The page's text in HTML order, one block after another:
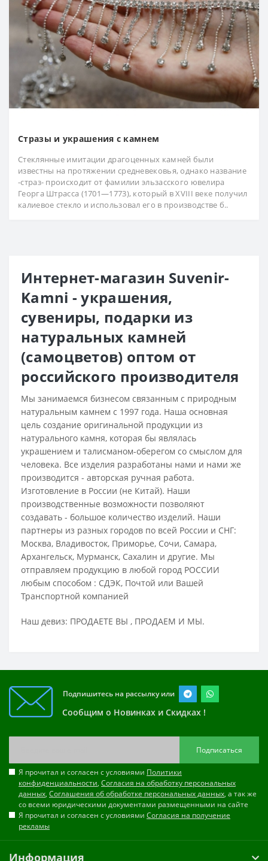
Стразы и украшения с камнем
Стеклянные имитации драгоценных камней были
известны на протяжении средневековья, однако название
-страз- происходит от фамилии эльзасского ювелира
Георга Штрасса (1701—1773), который в XVIII веке получил
калиевое стекло и использовал его в производстве б..
Интернет-магазин Suvenir-
Kamni - украшения,
сувениры, подарки из
натуральных камней
(самоцветов) оптом от
российского производителя
Мы занимаемся бизнесом связанным с природным
натуральным камнем с 1997 года. Наша основная
цель создание оригинальной продукции из
натурального камня, которая бы являлась
украшением и талисманом-оберегом со смыслом для
человека. Все изделия разработаны нами и нами же
производится - авторская ручная работа.
Изготовление в России (не Китай). Наши
производственные возможности позволяют
создавать - большое количество изделий. Наши
партнеры из разных городов по всей России и СНГ:
Москва, Владивосток, Приморье, Сочи, Самара,
Архангельск, Мурманск, Сахалин и другие. Мы
отправляем продукцию в любой город РОССИИ
любым способом : СДЭК, Почтой или Вашей
Транспортной компанией
Наш девиз: ПРОДАЕТЕ ВЫ , ПРОДАЕМ И МЫ.
Подпишитесь на рассылку или
Сообщим о Новинках и Скидках !
Подписаться
Я прочитал и согласен с условиями Политики
конфиденциальности, Согласия на обработку персональных
данных, Соглашения об обработке персональных данных, а так же
со всеми юридическими документами размещенными на сайте
Я прочитал и согласен с условиями Согласия на получение
рекламы
Информация